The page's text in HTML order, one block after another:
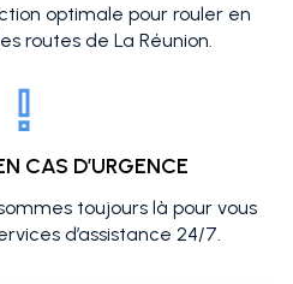
optimale pour rouler en
routes de La Réunion.
CAS D’URGENCE
toujours là pour vous
d’assistance 24/7.